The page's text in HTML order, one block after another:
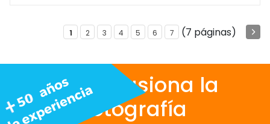
1 2 3 4 5 6 7 (7 páginas)
Nos apasiona la
fotografía